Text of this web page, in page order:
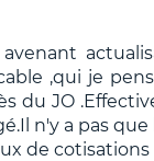
,qui je
du JO
n'y a pas que
de